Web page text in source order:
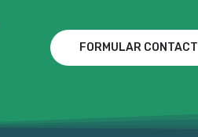
FORMULAR CONTACT